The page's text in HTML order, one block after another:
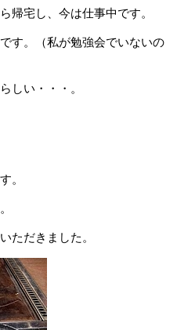
帰宅し、今は仕事中です。
す。（私が勉強会でいないの
しい・・・。
。
ただきました。